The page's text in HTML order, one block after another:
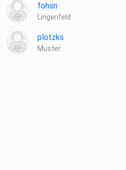
fohsn
Lingenfeld
plotzks
Muster